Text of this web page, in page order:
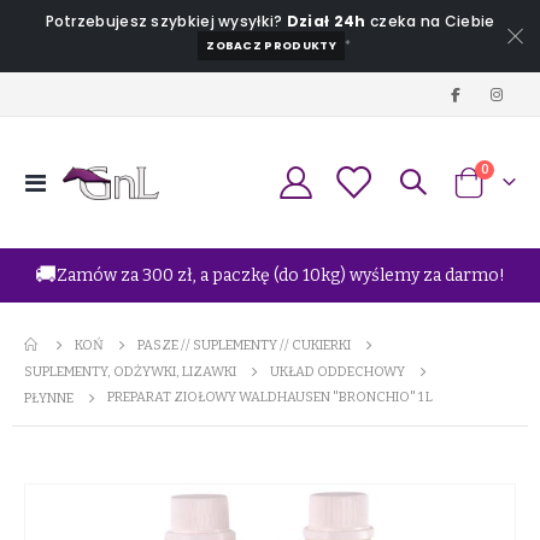
Potrzebujesz szybkiej wysyłki? Dział 24h czeka na Ciebie
ZOBACZ PRODUKTY *
Przełącznik
Koszyk
0
🚚Zamów za 300 zł, a paczkę (do 10kg) wyślemy za darmo!
KOŃ
PASZE // SUPLEMENTY // CUKIERKI
SUPLEMENTY, ODŻYWKI, LIZAWKI
UKŁAD ODDECHOWY
PŁYNNE
PREPARAT ZIOŁOWY WALDHAUSEN "BRONCHIO" 1 L